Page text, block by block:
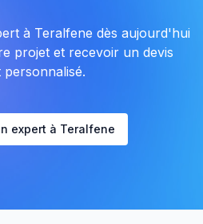
à Teralfene dès aujourd'hui
projet et recevoir un devis
personnalisé.
expert à Teralfene